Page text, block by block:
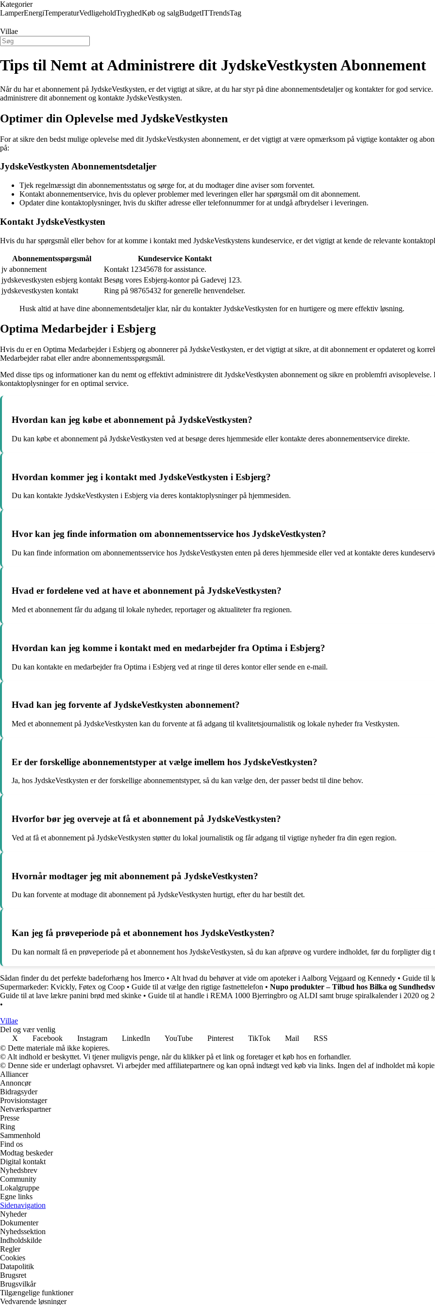
Kategorier
LamperEnergiTemperaturVedligeholdTryghedKøb og salgBudgetITTrendsTag
Villae
Tips til Nemt at Administrere dit JydskeVestkysten Abonnement
Når du har et abonnement på JydskeVestkysten, er det vigtigt at sikre, at du har styr på dine abonnementsdetaljer og kontakter for god
administrere dit abonnement og kontakte JydskeVestkysten.
Optimer din Oplevelse med JydskeVestkysten
For at sikre den bedst mulige oplevelse med dit JydskeVestkysten abonnement, er det vigtigt at være opmærksom på vigtige kontakter og
på:
JydskeVestkysten Abonnementsdetaljer
Tjek regelmæssigt din abonnementsstatus og sørge for, at du modtager dine aviser som forventet.
Kontakt abonnementservice, hvis du oplever problemer med leveringen eller har spørgsmål om dit abonnement.
Opdater dine kontaktoplysninger, hvis du skifter adresse eller telefonnummer for at undgå afbrydelser i leveringen.
Kontakt JydskeVestkysten
Hvis du har spørgsmål eller behov for at komme i kontakt med JydskeVestkystens kundeservice, er det vigtigt at kende de relevante
Abonnementsspørgsmål
Kundeservice Kontakt
jv abonnement
Kontakt 12345678 for assistance.
jydskevestkysten esbjerg kontakt Besøg vores Esbjerg-kontor på Gadevej 123.
jydskevestkysten kontakt
Ring på 98765432 for generelle henvendelser.
Husk altid at have dine abonnementsdetaljer klar, når du kontakter JydskeVestkysten for en hurtigere og mere effektiv løsning.
Optima Medarbejder i Esbjerg
Hvis du er en Optima Medarbejder i Esbjerg og abonnerer på JydskeVestkysten, er det vigtigt at sikre, at dit abonnement er opdateret og
Medarbejder rabat eller andre abonnementsspørgsmål.
Med disse tips og informationer kan du nemt og effektivt administrere dit JydskeVestkysten abonnement og sikre en problemfri
kontaktoplysninger for en optimal service.
Hvordan kan jeg købe et abonnement på JydskeVestkysten?
Du kan købe et abonnement på JydskeVestkysten ved at besøge deres hjemmeside eller kontakte deres abonnementservice direkte.
Hvordan kommer jeg i kontakt med JydskeVestkysten i Esbjerg?
Du kan kontakte JydskeVestkysten i Esbjerg via deres kontaktoplysninger på hjemmesiden.
Hvor kan jeg finde information om abonnementsservice hos JydskeVestkysten?
Du kan finde information om abonnementsservice hos JydskeVestkysten enten på deres hjemmeside eller ved at kontakte deres
Hvad er fordelene ved at have et abonnement på JydskeVestkysten?
Med et abonnement får du adgang til lokale nyheder, reportager og aktualiteter fra regionen.
Hvordan kan jeg komme i kontakt med en medarbejder fra Optima i Esbjerg?
Du kan kontakte en medarbejder fra Optima i Esbjerg ved at ringe til deres kontor eller sende en e-mail.
Hvad kan jeg forvente af JydskeVestkysten abonnement?
Med et abonnement på JydskeVestkysten kan du forvente at få adgang til kvalitetsjournalistik og lokale nyheder fra Vestkysten.
Er der forskellige abonnementstyper at vælge imellem hos JydskeVestkysten?
Ja, hos JydskeVestkysten er der forskellige abonnementstyper, så du kan vælge den, der passer bedst til dine behov.
Hvorfor bør jeg overveje at få et abonnement på JydskeVestkysten?
Ved at få et abonnement på JydskeVestkysten støtter du lokal journalistik og får adgang til vigtige nyheder fra din egen region.
Hvornår modtager jeg mit abonnement på JydskeVestkysten?
Du kan forvente at modtage dit abonnement på JydskeVestkysten hurtigt, efter du har bestilt det.
Kan jeg få prøveperiode på et abonnement hos JydskeVestkysten?
Du kan normalt få en prøveperiode på et abonnement hos JydskeVestkysten, så du kan afprøve og vurdere indholdet, før du forpligter dig
Sådan finder du det perfekte badeforhæng hos Imerco • Alt hvad du behøver at vide om apoteker i Aalborg Vejgaard og Kennedy • Guide til
Supermarkeder: Kvickly, Føtex og Coop • Guide til at vælge den rigtige fastnettelefon • Nupo produkter – Tilbud hos Bilka og
Guide til at lave lækre panini brød med skinke • Guide til at handle i REMA 1000 Bjerringbro og ALDI samt bruge spiralkalender i 2020 og
•
Villae
Del og vær venlig
X
Facebook Instagram LinkedIn YouTube Pinterest TikTok Mail
RSS
© Dette materiale må ikke kopieres.
© Alt indhold er beskyttet. Vi tjener muligvis penge, når du klikker på et link og foretager et køb hos en forhandler.
© Denne side er underlagt ophavsret. Vi arbejder med affiliatepartnere og kan opnå indtægt ved køb via links. Ingen del af indholdet må
Alliancer
Annoncør
Bidragsyder
Provisionstager
Netværkspartner
Presse
Ring
Sammenhold
Find os
Modtag beskeder
Digital kontakt
Nyhedsbrev
Community
Lokalgruppe
Egne links
Sidenavigation
Nyheder
Dokumenter
Nyhedssektion
Indholdskilde
Regler
Cookies
Datapolitik
Brugsret
Brugsvilkår
Tilgængelige funktioner
Vedvarende løsninger